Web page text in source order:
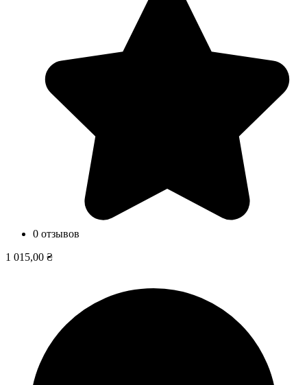
0 отзывов
1 015,00 ₴